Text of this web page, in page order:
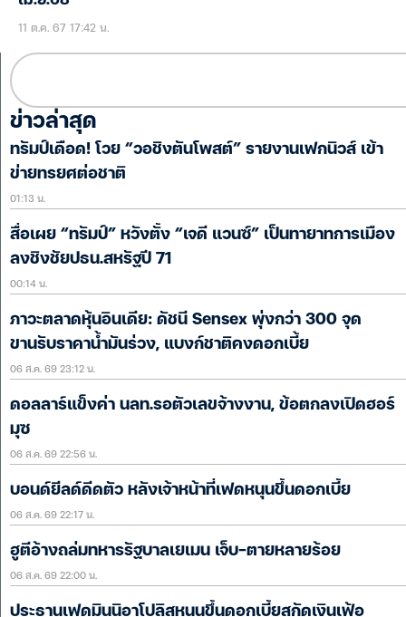
11 ต.ค. 67 17:42 น.
ข่าวล่าสุด
ทรัมป์เดือด! โวย “วอชิงตันโพสต์” รายงานเฟกนิวส์ เข้า
ข่ายทรยศต่อชาติ
01:13 น.
สื่อเผย “ทรัมป์” หวังตั้ง “เจดี แวนซ์” เป็นทายาทการเมือง
ลงชิงชัยปธน.สหรัฐปี 71
00:14 น.
ภาวะตลาดหุ้นอินเดีย: ดัชนี Sensex พุ่งกว่า 300 จุด
ขานรับราคาน้ำมันร่วง, แบงก์ชาติคงดอกเบี้ย
06 ส.ค. 69 23:12 น.
ดอลลาร์แข็งค่า นลท.รอตัวเลขจ้างงาน, ข้อตกลงเปิดฮอร์
มุซ
06 ส.ค. 69 22:56 น.
บอนด์ยีลด์ดีดตัว หลังเจ้าหน้าที่เฟดหนุนขึ้นดอกเบี้ย
06 ส.ค. 69 22:17 น.
ฮูตีอ้างถล่มทหารรัฐบาลเยเมน เจ็บ-ตายหลายร้อย
06 ส.ค. 69 22:00 น.
ประธานเฟดมินนิอาโปลิสหนุนขึ้นดอกเบี้ยสกัดเงินเฟ้อ